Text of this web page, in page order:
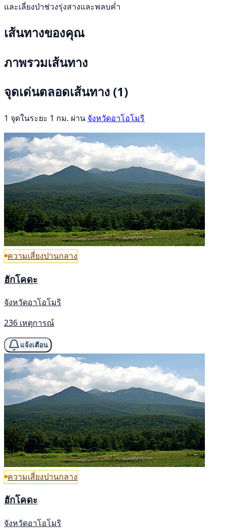
และเลี่ยงป่าช่วงรุ่งสางและพลบค่ำ
เส้นทางของคุณ
ภาพรวมเส้นทาง
จุดเด่นตลอดเส้นทาง (1)
1 จุดในระยะ 1 กม. ผ่าน จังหวัดอาโอโมริ
ความเสี่ยงปานกลาง
ฮักโคดะ
จังหวัดอาโอโมริ
236 เหตุการณ์
แจ้งเตือน
ความเสี่ยงปานกลาง
ฮักโคดะ
จังหวัดอาโอโมริ